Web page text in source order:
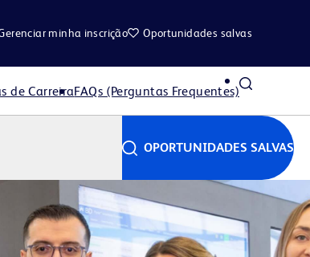
minha inscrição Oportunidades salvas
de CarreiraFAQs (Perguntas Frequentes)
OPORTUNIDADES SALVAS